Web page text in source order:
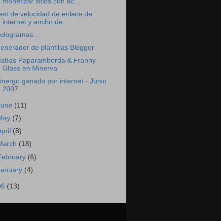
de velocidad de enlace de
internet y ancho de...
de plantillas Blogger
Paparamborda & Franny
Glass en Minerva
ganado por internet - Junio
2007
(11)
(7)
(8)
(18)
(6)
(4)
(13)